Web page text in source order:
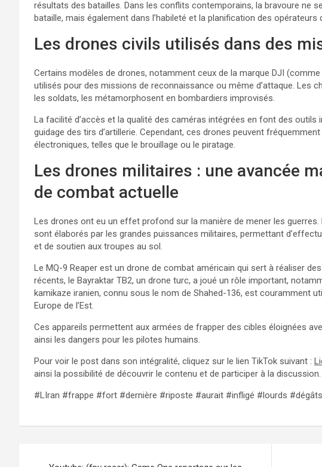
résultats des batailles. Dans les conflits contemporains, la bravoure ne
bataille, mais également dans l’habileté et la planification des opérateurs
Les drones civils utilisés dans des
Certains modèles de drones, notamment ceux de la marque DJI
utilisés pour des missions de reconnaissance ou même d’attaque. Les
les soldats, les métamorphosent en bombardiers improvisés.
La facilité d’accès et la qualité des caméras intégrées en font des
guidage des tirs d’artillerie. Cependant, ces drones peuvent
électroniques, telles que le brouillage ou le piratage.
Les drones militaires : une avancée
de combat actuelle
Les drones ont eu un effet profond sur la manière de mener les
sont élaborés par les grandes puissances militaires, permettant
et de soutien aux troupes au sol.
Le MQ-9 Reaper est un drone de combat américain qui sert à réaliser
récents, le Bayraktar TB2, un drone turc, a joué un rôle important,
kamikaze iranien, connu sous le nom de Shahed-136, est couramment
Europe de l’Est.
Ces appareils permettent aux armées de frapper des cibles éloignées
ainsi les dangers pour les pilotes humains.
Pour voir le post dans son intégralité, cliquez sur le lien TikTok suivant :
ainsi la possibilité de découvrir le contenu et de participer à la discussion.
#LIran #frappe #fort #dernière #riposte #aurait #infligé #lourds